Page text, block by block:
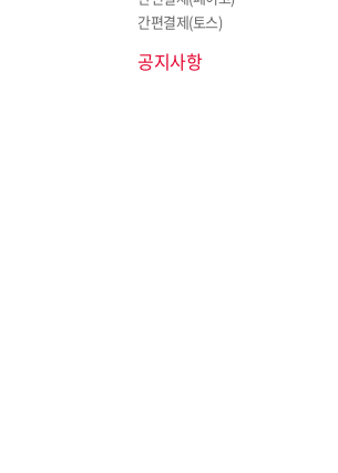
간편결제(토스)
공지사항